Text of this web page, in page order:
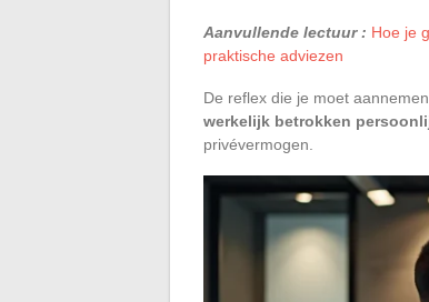
Aanvullende lectuur : Hoe je
praktische adviezen
De reflex die je moet
werkelijk betrokken
privévermogen.